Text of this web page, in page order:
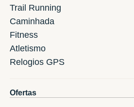
Trail Running
Caminhada
Fitness
Atletismo
Relogios GPS
Ofertas